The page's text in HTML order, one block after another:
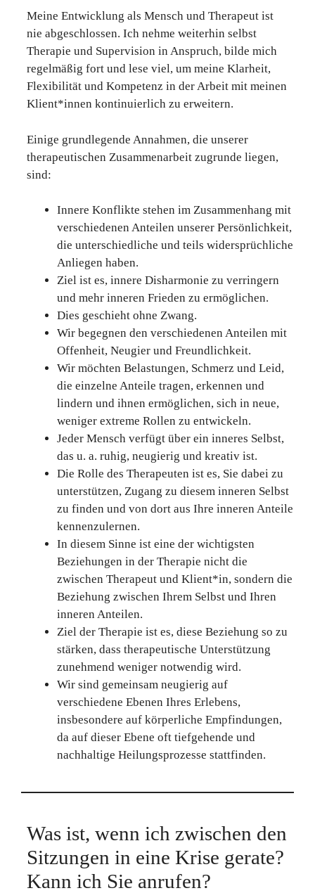
Meine Entwicklung als Mensch und Therapeut ist
nie abgeschlossen. Ich nehme weiterhin selbst
Therapie und Supervision in Anspruch, bilde mich
regelmäßig fort und lese viel, um meine Klarheit,
Flexibilität und Kompetenz in der Arbeit mit meinen
Klient*innen kontinuierlich zu erweitern.
Einige grundlegende Annahmen, die unserer
therapeutischen Zusammenarbeit zugrunde liegen,
sind:
Innere Konflikte stehen im Zusammenhang mit
verschiedenen Anteilen unserer Persönlichkeit,
die unterschiedliche und teils widersprüchliche
Anliegen haben.
Ziel ist es, innere Disharmonie zu verringern
und mehr inneren Frieden zu ermöglichen.
Dies geschieht ohne Zwang.
Wir begegnen den verschiedenen Anteilen mit
Offenheit, Neugier und Freundlichkeit.
Wir möchten Belastungen, Schmerz und Leid,
die einzelne Anteile tragen, erkennen und
lindern und ihnen ermöglichen, sich in neue,
weniger extreme Rollen zu entwickeln.
Jeder Mensch verfügt über ein inneres Selbst,
das u. a. ruhig, neugierig und kreativ ist.
Die Rolle des Therapeuten ist es, Sie dabei zu
unterstützen, Zugang zu diesem inneren Selbst
zu finden und von dort aus Ihre inneren Anteile
kennenzulernen.
In diesem Sinne ist eine der wichtigsten
Beziehungen in der Therapie nicht die
zwischen Therapeut und Klient*in, sondern die
Beziehung zwischen Ihrem Selbst und Ihren
inneren Anteilen.
Ziel der Therapie ist es, diese Beziehung so zu
stärken, dass therapeutische Unterstützung
zunehmend weniger notwendig wird.
Wir sind gemeinsam neugierig auf
verschiedene Ebenen Ihres Erlebens,
insbesondere auf körperliche Empfindungen,
da auf dieser Ebene oft tiefgehende und
nachhaltige Heilungsprozesse stattfinden.
Was ist, wenn ich zwischen den
Sitzungen in eine Krise gerate?
Kann ich Sie anrufen?